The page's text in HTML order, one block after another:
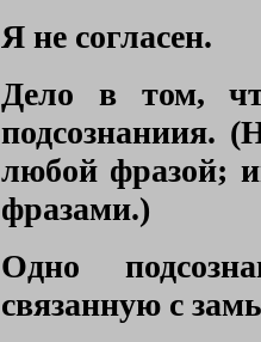
Я не согласен.
Дело в том,
подсознаниия.
любой фразой;
фразами.)
Одно
связанную с